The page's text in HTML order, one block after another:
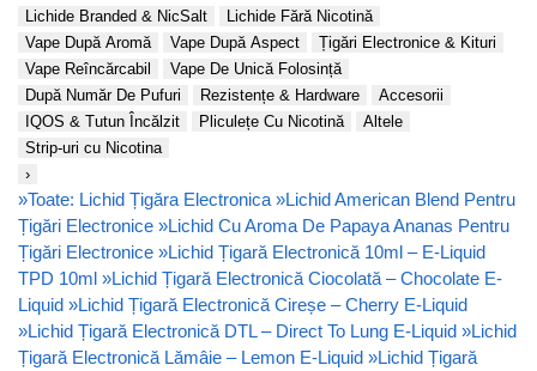
Lichide Branded & NicSalt
Lichide Fără Nicotină
Vape După Aromă
Vape După Aspect
Țigări Electronice & Kituri
Vape Reîncărcabil
Vape De Unică Folosință
După Număr De Pufuri
Rezistențe & Hardware
Accesorii
IQOS & Tutun Încălzit
Pliculețe Cu Nicotină
Altele
Strip-uri cu Nicotina
›
»Toate: Lichid Țigăra Electronica »Lichid American Blend Pentru
Țigări Electronice »Lichid Cu Aroma De Papaya Ananas Pentru
Țigări Electronice »Lichid Țigară Electronică 10ml – E-Liquid
TPD 10ml »Lichid Țigară Electronică Ciocolată – Chocolate E-
Liquid »Lichid Țigară Electronică Cireșe – Cherry E-Liquid
»Lichid Țigară Electronică DTL – Direct To Lung E-Liquid »Lichid
Țigară Electronică Lămâie – Lemon E-Liquid »Lichid Țigară